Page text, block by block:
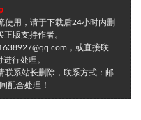
使用，请于下载后24小时内删
版支持作者。
，或直接联
行处理。
联系站长删除，联系方式：邮
配合处理！